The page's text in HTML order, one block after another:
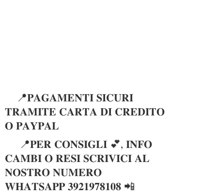
📍𝐏𝐀𝐆𝐀𝐌𝐄𝐍𝐓𝐈 𝐒𝐈𝐂𝐔𝐑𝐈
𝐓𝐑𝐀𝐌𝐈𝐓𝐄 𝐂𝐀𝐑𝐓𝐀 𝐃𝐈 𝐂𝐑𝐄𝐃𝐈𝐓𝐎
𝐎 𝐏𝐀𝐘𝐏𝐀𝐋
📍𝐏𝐄𝐑 𝐂𝐎𝐍𝐒𝐈𝐆𝐋𝐈 💕, 𝐈𝐍𝐅𝐎
𝐂𝐀𝐌𝐁𝐈 𝐎 𝐑𝐄𝐒𝐈 𝐒𝐂𝐑𝐈𝐕𝐈𝐂𝐈 𝐀𝐋
𝐍𝐎𝐒𝐓𝐑𝐎 𝐍𝐔𝐌𝐄𝐑𝐎
𝐖𝐇𝐀𝐓𝐒𝐀𝐏𝐏 𝟑𝟗𝟐𝟏𝟗𝟕𝟖𝟏𝟎𝟖 📲